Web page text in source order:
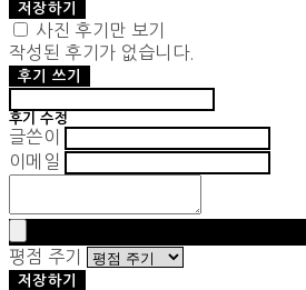
저장하기
사진 후기만 보기
작성된 후기가 없습니다.
후기 쓰기
후기 수정
글쓴이
이메일
평점 주기
저장하기